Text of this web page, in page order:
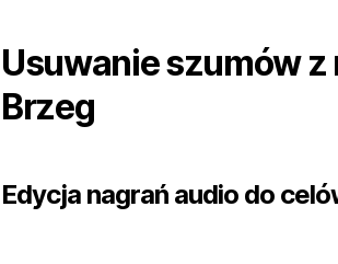
Usuwanie szumów z
Brzeg
Edycja nagrań audio do